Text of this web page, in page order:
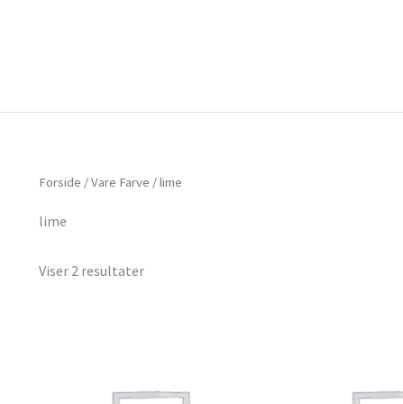
Forside / Vare Farve / lime
lime
Viser 2 resultater